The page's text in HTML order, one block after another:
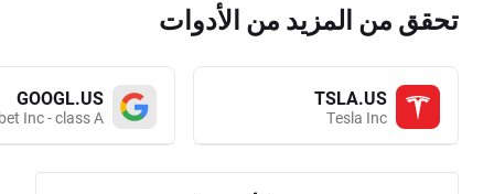
تحقق من المزيد من الأدوات
TSLA.US
Tesla Inc
GOOGL.US
Inc - class A